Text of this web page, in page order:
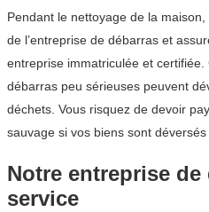
Pendant le nettoyage de la
de l’entreprise de débarras et
entreprise immatriculée et
débarras peu sérieuses peuvent
déchets. Vous risquez de devoir
sauvage si vos biens sont
Notre entreprise de
service